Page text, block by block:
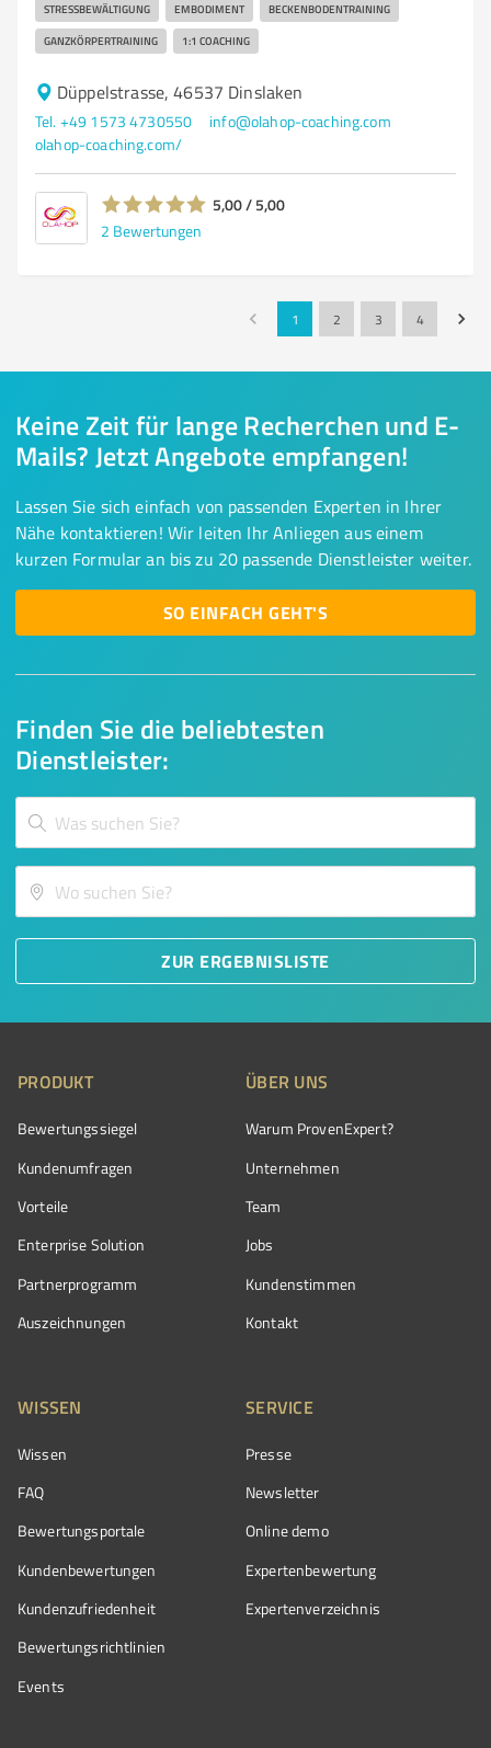
STRESSBEWÄLTIGUNG EMBODIMENT BECKENBODENTRAINING
GANZKÖRPERTRAINING 1:1 COACHING
Düppelstrasse, 46537 Dinslaken
Tel. +49 1573 4730550
info@olahop-coaching.com
olahop-coaching.com/
5,00 / 5,00
2 Bewertungen
1 2 3 4
Finden Sie die beliebtesten
Dienstleister:
ZUR ERGEBNISLISTE
Keine Zeit für lange Recherchen und E-
Mails? Jetzt Angebote empfangen!
Lassen Sie sich einfach von passenden Experten in Ihrer
Nähe kontaktieren! Wir leiten Ihr Anliegen aus einem
kurzen Formular an bis zu 20 passende Dienstleister weiter.
SO EINFACH GEHT'S
PRODUKT
Bewertungssiegel
Kundenumfragen
Vorteile
Enterprise Solution
Partnerprogramm
Auszeichnungen
ÜBER UNS
Warum ProvenExpert?
Unternehmen
Team
Jobs
Kundenstimmen
Kontakt
WISSEN
Wissen
FAQ
Bewertungsportale
Kundenbewertungen
Kundenzufriedenheit
Bewertungs­richtlinien
Events
SERVICE
Presse
Newsletter
Online demo
Expertenbewertung
Expertenverzeichnis